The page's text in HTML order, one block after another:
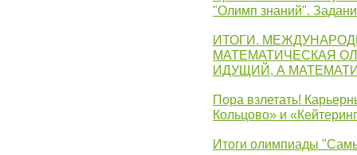
"Олимп знаний".
ИТОГИ.
МАТЕМАТИЧЕСКАЯ
ИДУЩИЙ, А
Пора взлетать!
Кольцово» и
Итоги олимпиады